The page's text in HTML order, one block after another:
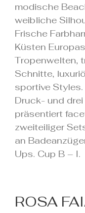
modische
weibliche
Frische
Küsten
Tropenwelten,
Schnitte,
sportive
Druck- und
präsentiert
zweiteiliger
an
Ups. Cup B – I.
ROSA